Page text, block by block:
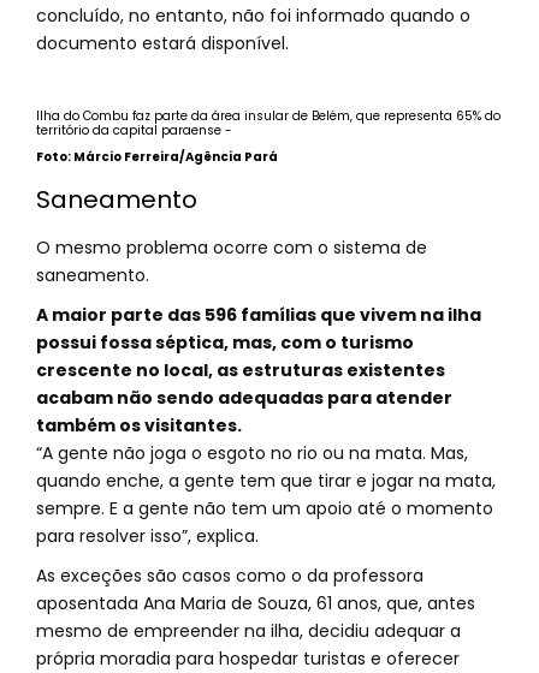
concluído, no entanto, não foi informado quando o
documento estará disponível.
Ilha do Combu faz parte da área insular de Belém, que representa 65% do
território da capital paraense -
Foto: Márcio Ferreira/Agência Pará
Saneamento
O mesmo problema ocorre com o sistema de
saneamento.
A maior parte das 596 famílias que vivem na ilha
possui fossa séptica, mas, com o turismo
crescente no local, as estruturas existentes
acabam não sendo adequadas para atender
também os visitantes.
“A gente não joga o esgoto no rio ou na mata. Mas,
quando enche, a gente tem que tirar e jogar na mata,
sempre. E a gente não tem um apoio até o momento
para resolver isso”, explica.
As exceções são casos como o da professora
aposentada Ana Maria de Souza, 61 anos, que, antes
mesmo de empreender na ilha, decidiu adequar a
própria moradia para hospedar turistas e oferecer